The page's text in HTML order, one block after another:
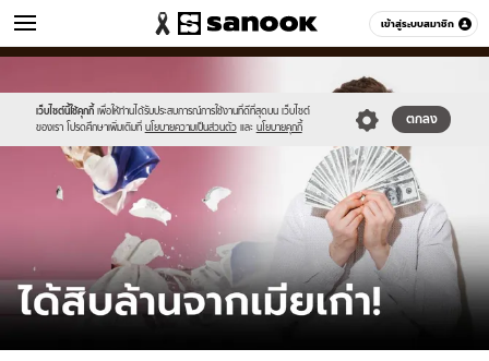
เข้าสู่ระบบสมาชิก
ข่าว หมวดอื่นๆ
เว็บไซต์นี้ใช้คุกกี้ เพื่อให้ท่านได้รับประสบการณ์การใช้งานที่ดีที่สุดบน เว็บไซต์
ของเรา โปรดศึกษาเพิ่มเติมที่ นโยบายความเป็นส่วนตัว และ นโยบายคุกกี้
ตกลง
new-
sanook.png
template-
update-
april.jpg